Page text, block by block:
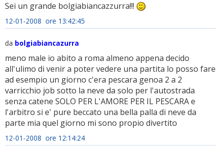
Sei un grande bolgiabiancazzurra!!!
12-01-2008 ore 13:42:45
da bolgiabiancazurra
meno male io abito a roma almeno appena decido
all'ulimo di venir a poter vedere una partita lo posso fare
ad esempio un giorno c'era pescara genoa 2 a 2
varricchio job sotto la neve da solo per l'autostrada
senza catene SOLO PER L'AMORE PER IL PESCARA e
l'arbitro si e' pure beccato una bella palla di neve da
parte mia quel giorno mi sono propio divertito
12-01-2008 ore 12:14:24